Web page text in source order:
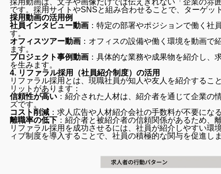
採用動画は、文字や画像だけでは伝えきれない「企業の雰
です。採用サイトやSNSと組み合わせることで、ターゲッ
採用動画の活用例
社員インタビュー動画 ：特定の部署やポジションで働く社
す。
オフィスツアー動画 ：オフィスの設備や働く環境を動画で
ます。
プロジェクト事例動画 ：具体的な業務や成果物を紹介し
を生みます。
4. リファラル採用（社員紹介制度）の活用
リファラル採用とは、現職社員が知人や友人を紹介するこ
リットがあります：
信頼性が高い ：紹介された人材は、紹介者を通じて企業
ズです。
コスト削減 ：求人広告や人材紹介会社の手数料が不要にな
離職率の低下 ：紹介者と被紹介者の信頼関係があるため、
リファラル採用を成功させるには、社員が紹介しやすい
ィブ制度を導入することで、社員の積極的な関与を促進しま